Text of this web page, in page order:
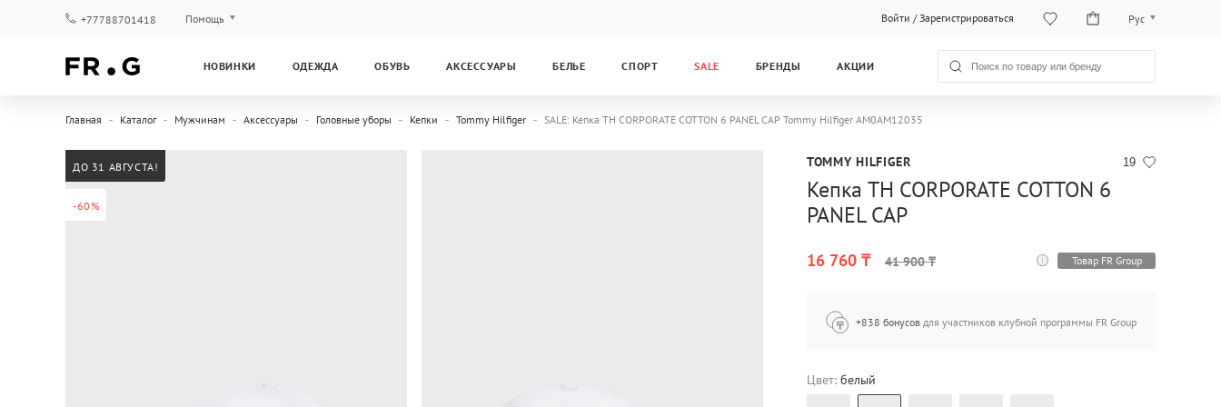
+77788701418 Помощь Войти /Зарегистрироваться Рус
Қаз
НОВИНКИ ОДЕЖДА ОБУВЬ АКСЕССУАРЫ БЕЛЬЕ СПОРТ SALE БРЕНДЫ АКЦИИ
Главная Каталог Мужчинам Аксессуары Головные уборы Кепки Tommy Hilfiger SALE: Кепка TH CORPORATE COTTON 6 PANEL CAP Tommy Hilfiger AM0AM12035
-60%
ДО 31 АВГУСТА! 19
TOMMY HILFIGER
Кепка TH CORPORATE COTTON 6
PANEL CAP
16 760 ₸ 41 900 ₸ Товар FR Group
+838 бонусов для участников клубной программы FR Group
Цвет: белый